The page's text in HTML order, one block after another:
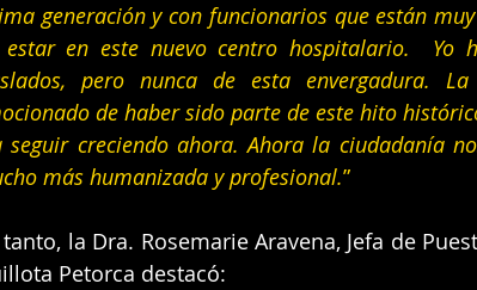
generación y con funcionarios que están
en este nuevo centro hospitalario.  Yo
pero nunca de esta envergadura.
de haber sido parte de este hito
seguir creciendo ahora. Ahora la ciudadanía
más humanizada y profesional.”
tanto, la Dra. Rosemarie Aravena, Jefa de
Petorca destacó: